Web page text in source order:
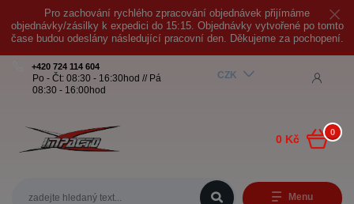
Pro zachování rychlého zpracování objednávek přijímáme
objednávky/zásilky k expedici do 15:15. Objednávky vytvořené po tomto
čase budou odeslány následující pracovní den. Děkujeme za pochopení.
Menu
CZK
+420 724 114 604
Po - Čt: 08:30 - 16:30hod // Pá
08:30 - 16:00hod
0
0 Kč